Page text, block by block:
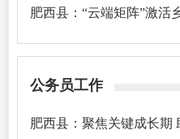
公务员工作